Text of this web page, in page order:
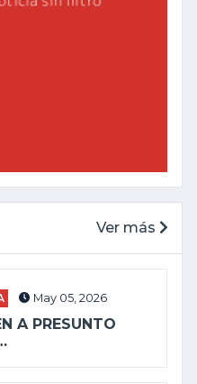
Ver más
May 05, 2026
A PRESUNTO